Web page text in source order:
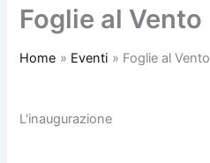
Foglie al Vento
Home Eventi Foglie al Vento
L'inaugurazione